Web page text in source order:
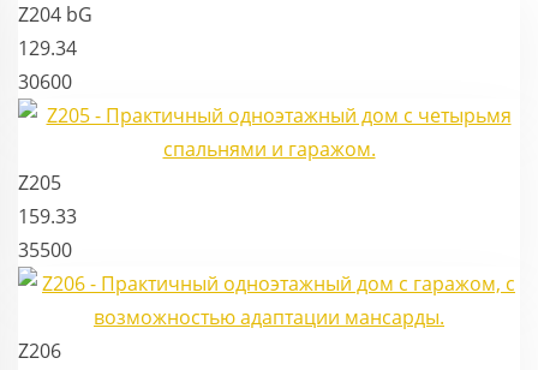
Z204 bG
129.34
30600
Z205
159.33
35500
Z206